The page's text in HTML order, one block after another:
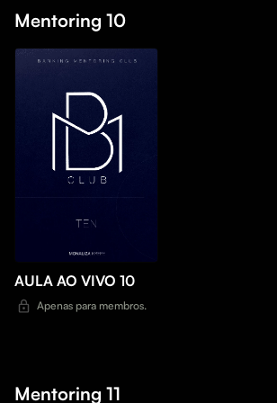
Mentoring 10
AULA AO VIVO 10
Apenas para membros.
Mentoring 11